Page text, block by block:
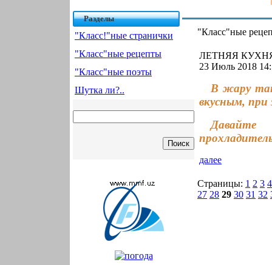
Разделы
"Класс!"ные странички
"Класс"ные рецепты
"Класс"ные поэты
Шутка ли?..
"Класс"ные
ЛЕТНЯЯ
23 Июль 2018
В жару
вкусным,
далее
Страницы: 1 2 3 4
27 28 29 30 31 32